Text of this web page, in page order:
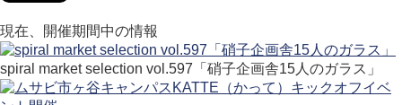
現在、開催期間中の情報
spiral market selection vol.597「硝子企画舎15人のガラス」